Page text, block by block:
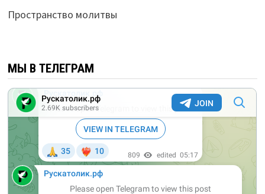
Пространство молитвы
МЫ В ТЕЛЕГРАМ